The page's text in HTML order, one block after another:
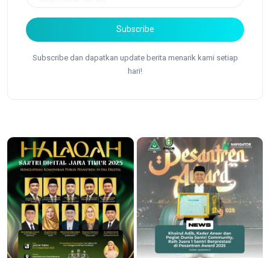
Subscribe
Subscribe dan dapatkan update berita menarik kami setiap
hari!